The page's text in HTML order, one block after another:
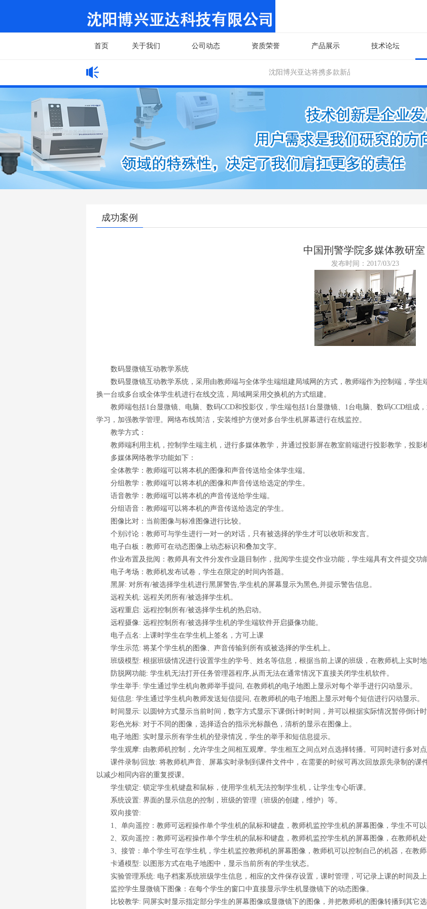
首页 关于我们 公司动态 资质荣誉 产品展示 技术论坛
沈阳博兴亚达将携多款新品设备亮相“2025第12届中国国
成功案例
中国刑警学院多媒体教研室
发布时间：2017/03/23
数码显微镜互动教学系统
数码显微镜互动教学系统，采用由教师端与全体学生端组建局域网的方式，教师端作为控制端，学生
换一台或多台或全体学生机进行在线交流，局域网采用交换机的方式组建。
教师端包括1台显微镜、电脑、数码CCD和投影仪，学生端包括1台显微镜、1台电脑、数码CCD组成
学习，加强教学管理。网络布线简洁，安装维护方便对多台学生机屏幕进行在线监控。
教学方式：
教师端利用主机，控制学生端主机，进行多媒体教学，并通过投影屏在教室前端进行投影教学，投影
多媒体网络教学功能如下：
全体教学：教师端可以将本机的图像和声音传送给全体学生端。
分组教学：教师端可以将本机的图像和声音传送给选定的学生。
语音教学：教师端可以将本机的声音传送给学生端。
分组语音：教师端可以将本机的声音传送给选定的学生。
图像比对：当前图像与标准图像进行比较。
个别讨论：教师可与学生进行一对一的对话，只有被选择的学生才可以收听和发言。
电子白板：教师可在动态图像上动态标识和叠加文字。
作业布置及批阅：教师具有文件分发作业题目制作，批阅学生提交作业功能，学生端具有文件提交功
电子考场：教师机发布试卷，学生在限定的时间内答题。
黑屏: 对所有/被选择学生机进行黑屏警告,学生机的屏幕显示为黑色,并提示警告信息。
远程关机: 远程关闭所有/被选择学生机。
远程重启: 远程控制所有/被选择学生机的热启动。
远程摄像: 远程控制所有/被选择学生机的学生端软件开启摄像功能。
电子点名: 上课时学生在学生机上签名，方可上课
学生示范: 将某个学生机的图像、声音传输到所有或被选择的学生机上。
班级模型: 根据班级情况进行设置学生的学号、姓名等信息，根据当前上课的班级，在教师机上实时地
防脱网功能: 学生机无法打开任务管理器程序,从而无法在通常情况下直接关闭学生机软件。
学生举手: 学生通过学生机向教师举手提问, 在教师机的电子地图上显示对每个举手进行闪动显示。
短信息: 学生通过学生机向教师发送短信提问, 在教师机的电子地图上显示对每个短信进行闪动显示。
时间显示: 以圆钟方式显示当前时间，数字方式显示下课倒计时时间，并可以根据实际情况暂停倒计时
彩色光标: 对于不同的图像，选择适合的指示光标颜色，清析的显示在图像上。
电子地图: 实时显示所有学生机的登录情况，学生的举手和短信息提示。
学生观摩: 由教师机控制，允许学生之间相互观摩。学生相互之间点对点选择转播。可同时进行多对点
课件录制/回放: 将教师机声音、屏幕实时录制到课件文件中，在需要的时候可再次回放原先录制的课
以减少相同内容的重复授课。
学生锁定: 锁定学生机键盘和鼠标，使用学生机无法控制学生机，让学生专心听课。
系统设置: 界面的显示信息的控制，班级的管理（班级的创建，维护）等。
双向接管:
1、单向遥控：教师可远程操作单个学生机的鼠标和键盘，教师机监控学生机的屏幕图像，学生不可以
2、双向遥控：教师可远程操作单个学生机的鼠标和键盘，教师机监控学生机的屏幕图像，在教师机处
3、接管：单个学生可在学生机，学生机监控教师机的屏幕图像，教师机可以控制自己的机器，在教师
卡通模型: 以图形方式在电子地图中，显示当前所有的学生状态。
实验管理系统: 电子档案系统班级学生信息，相应的文件保存设置，课时管理，可记录上课的时间及上
监控学生显微镜下图像：在每个学生的窗口中直接显示学生机显微镜下的动态图像。
比较教学: 同屏实时显示指定部分学生的屏幕图像或显微镜下的图像，并把教师机的图像转播到其它选